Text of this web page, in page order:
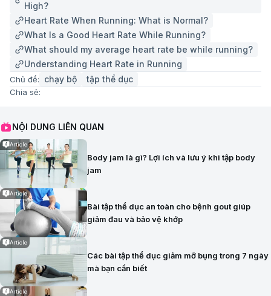
High?
Heart Rate When Running: What is Normal?
What Is a Good Heart Rate While Running?
What should my average heart rate be while running?
Understanding Heart Rate in Running
Chủ đề: chạy bộ tập thể dục
Chia sẻ:
NỘI DUNG LIÊN QUAN
Article
Body jam là gì? Lợi ích và lưu ý khi tập body
jam
Article
Bài tập thể dục an toàn cho bệnh gout giúp
giảm đau và bảo vệ khớp
Article
Các bài tập thể dục giảm mỡ bụng trong 7 ngày
mà bạn cần biết
Article